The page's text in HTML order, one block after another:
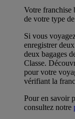
Votre franchise
de votre type
Si vous
enregistrer
deux bagages
Classe.
pour votre
vérifiant la
Pour en savoir
consultez notre